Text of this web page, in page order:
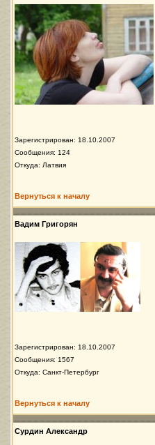
Зарегистрирован: 18.10.2007
Сообщения: 124
Откуда: Латвия
Вернуться к началу
Вадим Григорян
Зарегистрирован: 18.10.2007
Сообщения: 1567
Откуда: Санкт-Петербург
Вернуться к началу
Сурдин Александр